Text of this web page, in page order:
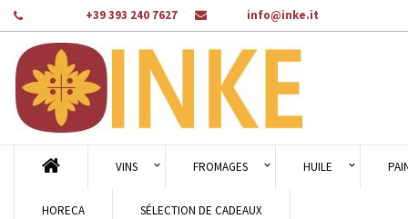
+39 393 240 7627 info@inke.it
VINS FROMAGES HUILE
HORECA SÉLECTION DE CADEAUX